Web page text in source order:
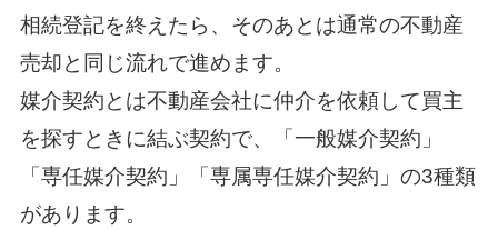
相続登記を終えたら、そのあとは通常の不動産
売却と同じ流れで進めます。
媒介契約とは不動産会社に仲介を依頼して買主
を探すときに結ぶ契約で、「一般媒介契約」
「専任媒介契約」「専属専任媒介契約」の3種類
があります。